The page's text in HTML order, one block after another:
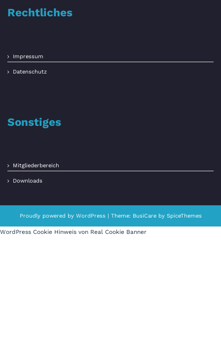
Rechtliches
Impressum
Datenschutz
Sonstiges
Mitgliederbereich
Downloads
Proudly powered by WordPress| Theme: BusiCare bySpiceThemes
WordPress Cookie Hinweis von Real Cookie Banner